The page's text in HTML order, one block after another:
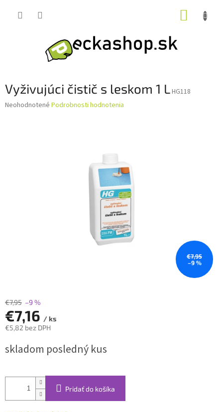
Vyživujúci čistič s leskom 1 LHG118
Priemerné
Neohodnotené Podrobnosti hodnotenia
€7,95
–9 %
€7,95 –9 %
€7,16 / ks
€5,82 bez DPH
cena:
skladom posledný kus
Pridať do košíka